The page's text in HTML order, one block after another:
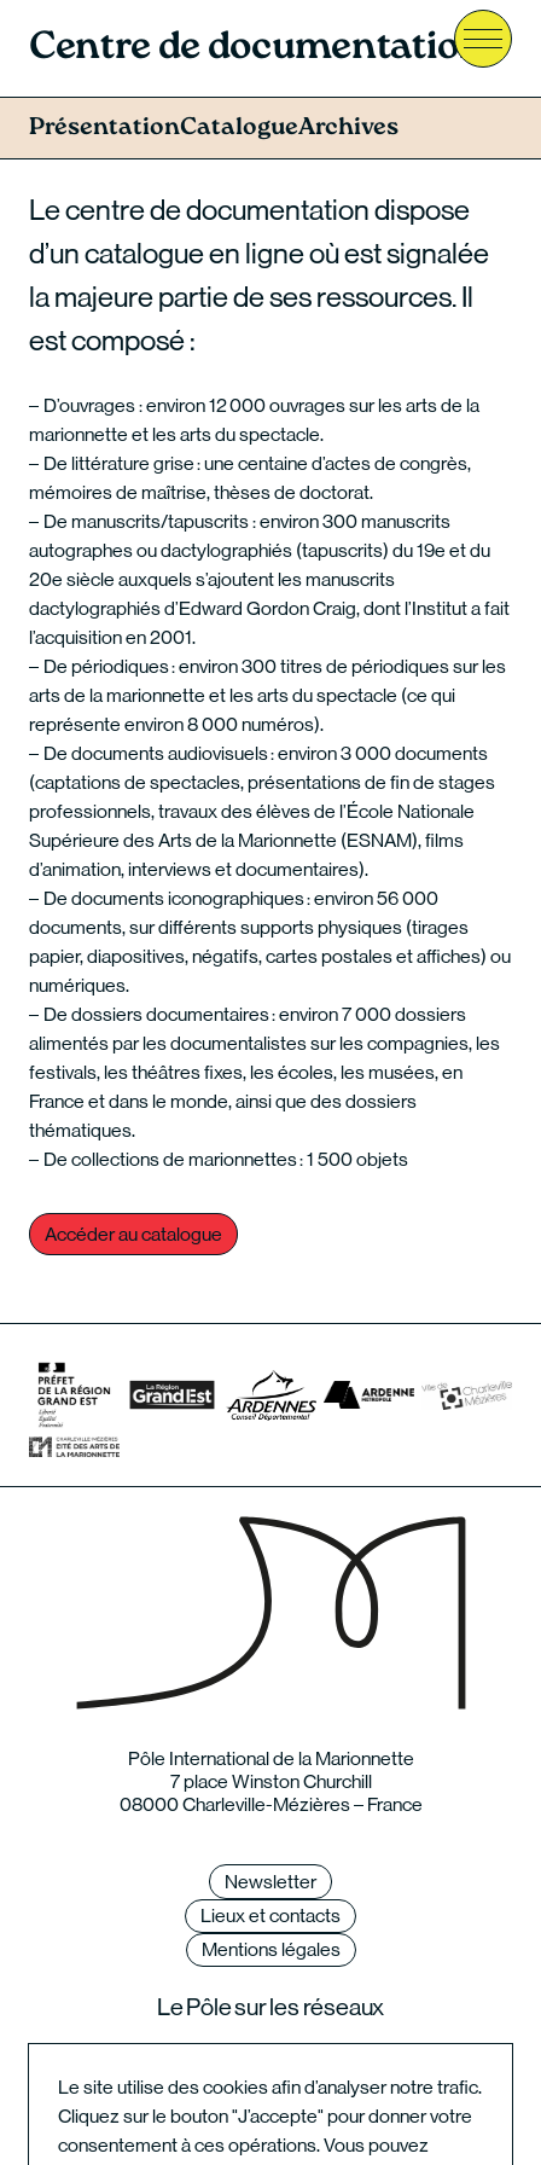
Le site utilise des cookies afin d’analyser notre trafic.
Cliquez sur le bouton "J’accepte" pour donner votre
consentement à ces opérations. Vous pouvez
Menu
Centre de documentation
PrésentationCatalogueArchives
Le centre de documentation dispose
d’un catalogue en ligne où est signalée
la majeure partie de ses ressources. Il
est composé :
D’ouvrages : environ 12 000 ouvrages sur les arts de la
marionnette et les arts du spectacle.
De littérature grise : une centaine d’actes de congrès,
mémoires de maîtrise, thèses de doctorat.
De manuscrits/tapuscrits : environ 300 manuscrits
autographes ou dactylographiés (tapuscrits) du 19e et du
20e siècle auxquels s’ajoutent les manuscrits
dactylographiés d’Edward Gordon Craig, dont l’Institut a fait
l’acquisition en 2001.
De périodiques : environ 300 titres de périodiques sur les
arts de la marionnette et les arts du spectacle (ce qui
représente environ 8 000 numéros).
De documents audiovisuels : environ 3 000 documents
(captations de spectacles, présentations de fin de stages
professionnels, travaux des élèves de l’École Nationale
Supérieure des Arts de la Marionnette (ESNAM), films
d’animation, interviews et documentaires).
De documents iconographiques : environ 56 000
documents, sur différents supports physiques (tirages
papier, diapositives, négatifs, cartes postales et affiches) ou
numériques.
De dossiers documentaires : environ 7 000 dossiers
alimentés par les documentalistes sur les compagnies, les
festivals, les théâtres fixes, les écoles, les musées, en
France et dans le monde, ainsi que des dossiers
thématiques.
De collections de marionnettes : 1 500 objets
Accéder au catalogue
Pôle International de la Marionnette
7 place Winston Churchill
08000 Charleville-Mézières – France
Newsletter
Lieux et contacts
Mentions légales
Le Pôle sur les réseaux
Instagram du festival